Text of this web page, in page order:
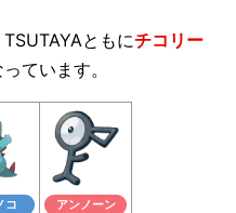
ともにチコリー
ています。
コ アンノーン